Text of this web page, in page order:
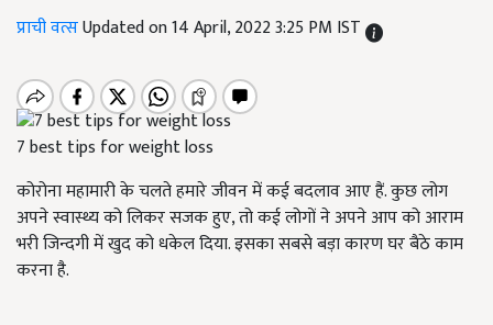
प्राची वत्सUpdated on 14 April, 2022 3:25 PM IST
7 best tips for weight loss
कोरोना महामारी के चलते हमारे जीवन में कई बदलाव आए हैं. कुछ लोग
अपने स्वास्थ्य को लिकर सजक हुए, तो कई लोगों ने अपने आप को आराम
भरी जिन्दगी में खुद को धकेल दिया. इसका सबसे बड़ा कारण घर बैठे काम
करना है.